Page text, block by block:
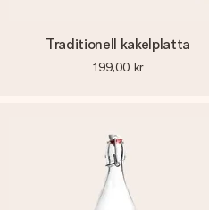
Traditionell kakelplatta
199,00 kr